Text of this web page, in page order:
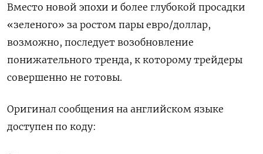
Вместо новой эпохи и более глубокой просадки
«зеленого» за ростом пары ‌евро/доллар,
возможно, последует возобновление
понижательного тренда, к которому трейдеры
совершенно не готовы.
Оригинал сообщения ​на английском языке
доступен по коду: